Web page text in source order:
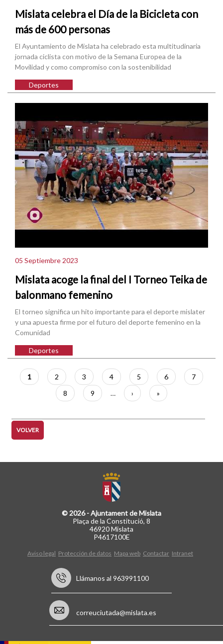
Mislata celebra el Día de la Bicicleta con
más de 600 personas
El Ayuntamiento de Mislata ha celebrado esta multitudinaria
jornada ciclista con motivo de la Semana Europea de la
Movilidad y como compromiso con la sostenibilidad
Deportes
05 Septiembre 2023
Mislata acoge la final del I Torneo Teika de
balonmano femenino
El torneo significa un hito importante para el deporte mislater
y una apuesta firme por el futuro del deporte femenino en la
Comunidad
Deportes
Paginación
Página
actual
1 Página
2 Página
3 Página
4 Página
5 Página
6 Página
7
Página
8 Página
9 …
Siguiente
página
›
Última
página
»
VOLVER
© 2026 - Ajuntament de Mislata
Plaça de la Constitució, 8
46920 Mislata
P4617100E
Aviso legal Protección de datos Mapa web Contactar Intranet
Llámanos al 963991100
correuciutada@mislata.es